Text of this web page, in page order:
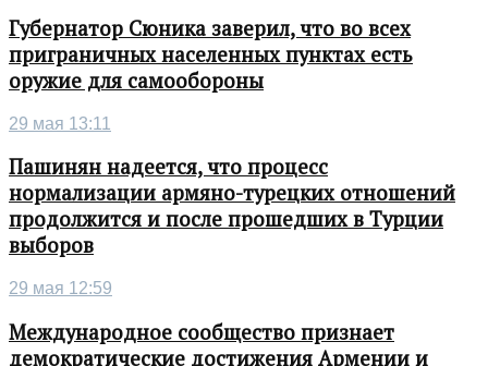
Губернатор Сюника заверил, что во всех
приграничных населенных пунктах есть
оружие для самообороны
29 мая 13:11
Пашинян надеется, что процесс
нормализации армяно-турецких отношений
продолжится и после прошедших в Турции
выборов
29 мая 12:59
Международное сообщество признает
демократические достижения Армении и